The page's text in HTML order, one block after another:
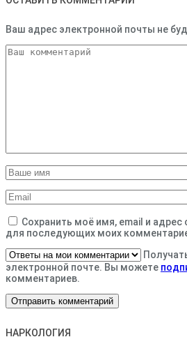
Ваш адрес электронной почты не
Сохранить моё имя, email и адрес
для последующих моих
электронной почте. Вы можете
комментариев.
НАРКОЛОГИЯ